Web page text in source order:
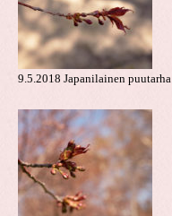
9.5.2018 Japanilainen puutarha